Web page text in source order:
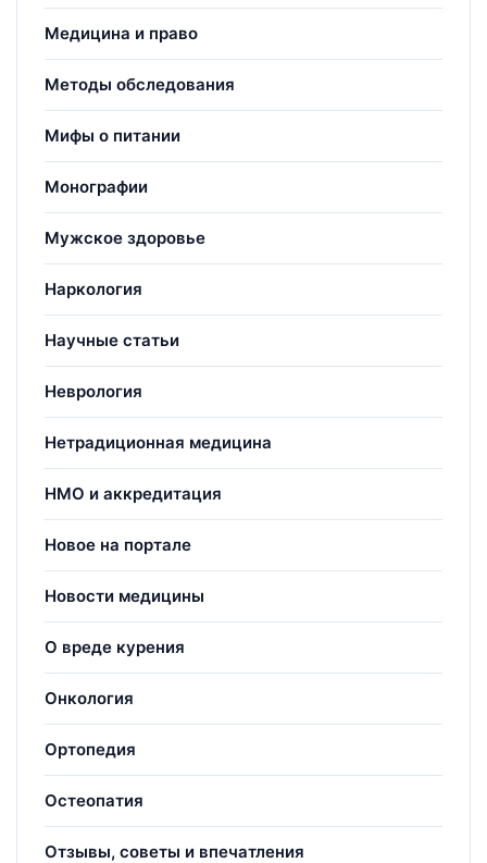
Медицина и право
Методы обследования
Мифы о питании
Монографии
Мужское здоровье
Наркология
Научные статьи
Неврология
Нетрадиционная медицина
НМО и аккредитация
Новое на портале
Новости медицины
О вреде курения
Онкология
Ортопедия
Остеопатия
Отзывы, советы и впечатления